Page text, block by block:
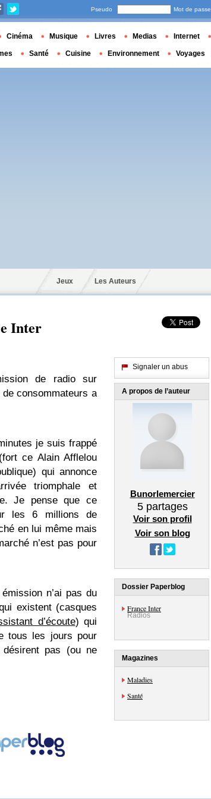
Jeux Les Auteurs
Inter
de radio sur
consommateurs a
je suis frappé
ce Alain Afflelou
qui annonce
triomphale et
Je pense que ce
les 6 millions de
en lui même mais
n’est pas pour
n’ai pas du
existent (casques
d’écoute) qui
tous les jours pour
pas (ou ne
Signaler un abus
A propos de l’auteur
Bunorlemercier
5partages
Voir son profil
Voir son blog
Dossier Paperblog
France Inter
Radios
Magazines
Maladies
Santé
Pseudo Mot de passe
Cinéma Musique Livres Medias Internet
Santé Cuisine Environnement Voyages